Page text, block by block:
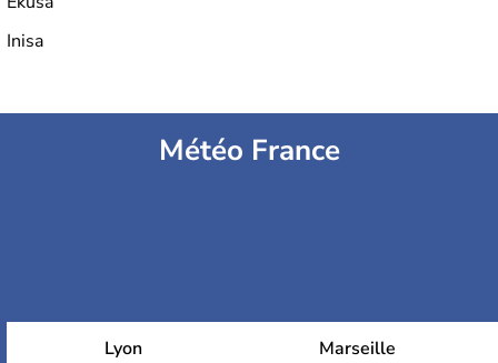
Inisa
Météo France
Lyon Marseille